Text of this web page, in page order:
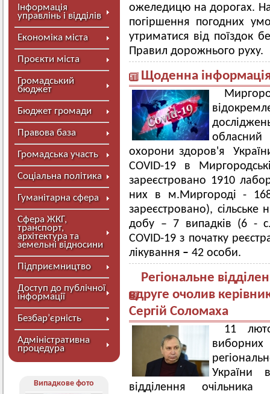
Інформація
управлінь і відділів
Економіка міста
Проєкти міста
Громадський
бюджет
Бюджет громади
Правова база
Громадська участь
Соціальна політика
Гуманітарна сфера
Сфера ЖКГ,
транспорт,
архітектура та
земельні відносини
Підприємництво
Доступ до публічної
інформації
Безбар’єрність
Адміністративна
процедура
Випадкове фото
ожеледицю на дорогах.
погіршення погодних
утриматися від поїздок
Правил дорожнього руху.
Щоденна інформація
обласний
охорони здоров'я
COVID-19 в
зареєстровано 1910
них в м.Миргороді -
зареєстровано),
добу – 7 випадків (6 -
COVID-19 з початку
лікування – 42 особи.
Регіональне
вдруге очолив
Сергій Соломаха
11
України
відділення